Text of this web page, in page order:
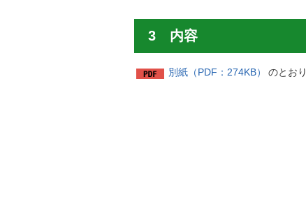
3 内容
別紙（PDF：274KB） のとおり